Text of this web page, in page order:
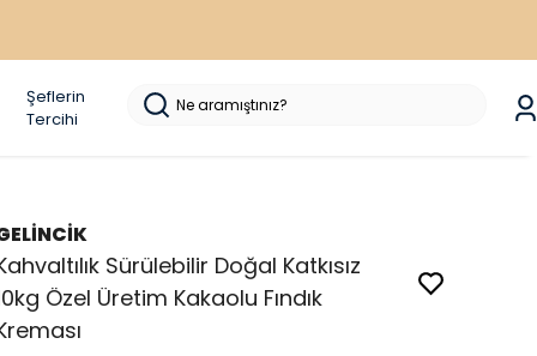
Şeflerin
Tercihi
Sürülebilir Doğal Katkısız
Özel Üretim Kakaolu Fındık